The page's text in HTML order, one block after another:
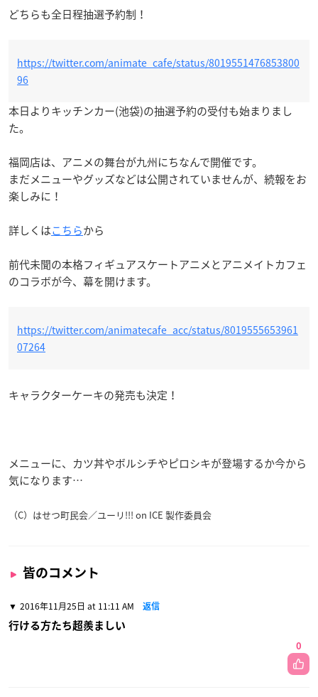
どちらも全日程抽選予約制！
https://twitter.com/animate_cafe/status/8019551476853800
96
本日よりキッチンカー(池袋)の抽選予約の受付も始まりまし
た。
福岡店は、アニメの舞台が九州にちなんで開催です。
まだメニューやグッズなどは公開されていませんが、続報をお
楽しみに！
詳しくはこちらから
前代未聞の本格フィギュアスケートアニメとアニメイトカフェ
のコラボが今、幕を開けます。
https://twitter.com/animatecafe_acc/status/8019555653961
07264
キャラクターケーキの発売も決定！
メニューに、カツ丼やボルシチやピロシキが登場するか今から
気になります…
（C）はせつ町民会／ユーリ!!! on ICE 製作委員会
皆のコメント
2016年11月25日 at 11:11 AM 返信
行ける方たち超羨ましい
0